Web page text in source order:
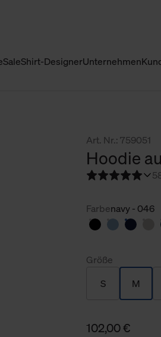
SaleShirt-DesignerUnternehmen
Art. Nr.: 759051
Hoodie
5
Farbenavy - 046
Größe
S M
102,00 €